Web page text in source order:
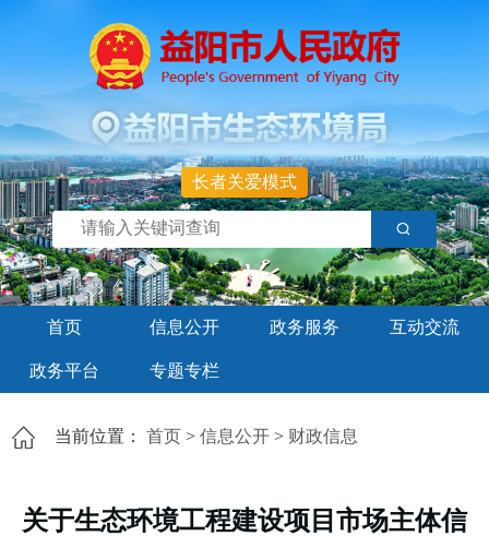
长者关爱模式
首页 信息公开 政务服务 互动交流
政务平台 专题专栏
当前位置： 首页 > 信息公开 > 财政信息
关于生态环境工程建设项目市场主体信